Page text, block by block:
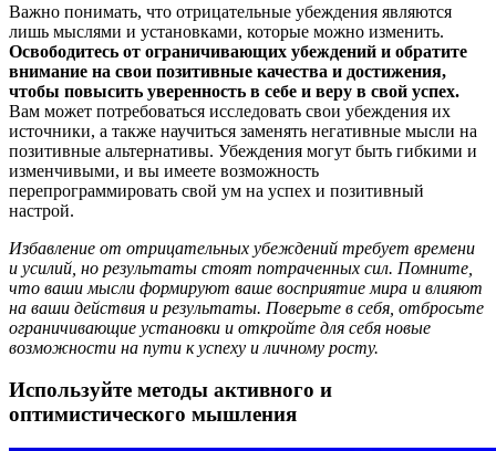
Важно понимать, что отрицательные убеждения являются
лишь мыслями и установками, которые можно изменить.
Освободитесь от ограничивающих убеждений и обратите
внимание на свои позитивные качества и достижения,
чтобы повысить уверенность в себе и веру в свой успех.
Вам может потребоваться исследовать свои убеждения их
источники, а также научиться заменять негативные мысли на
позитивные альтернативы. Убеждения могут быть гибкими и
изменчивыми, и вы имеете возможность
перепрограммировать свой ум на успех и позитивный
настрой.
Избавление от отрицательных убеждений требует времени
и усилий, но результаты стоят потраченных сил. Помните,
что ваши мысли формируют ваше восприятие мира и влияют
на ваши действия и результаты. Поверьте в себя, отбросьте
ограничивающие установки и откройте для себя новые
возможности на пути к успеху и личному росту.
Используйте методы активного и
оптимистического мышления